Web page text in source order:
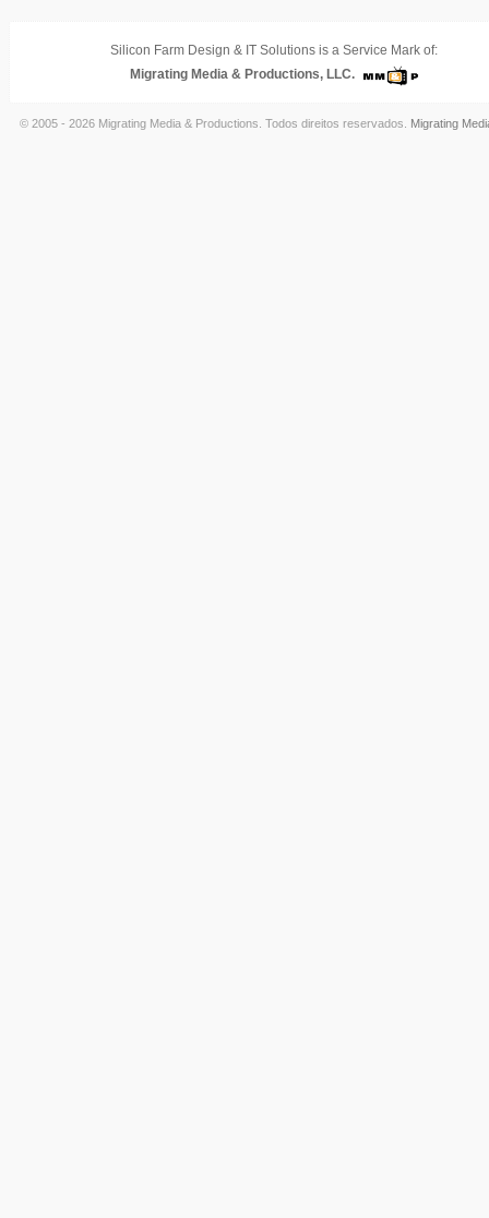
Silicon Farm Design & IT Solutions is a Service Mark of:
Migrating Media & Productions, LLC.
© 2005 - 2026 Migrating Media & Productions. Todos direitos reservados. Migrating